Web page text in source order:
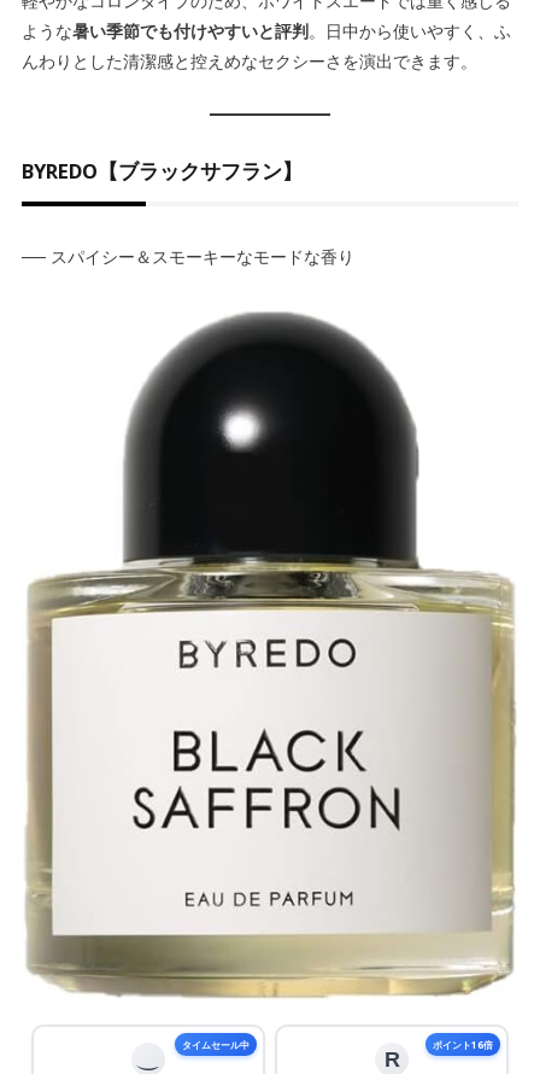
ような暑い季節でも付けやすいと評判。日中から使いやすく、ふ
んわりとした清潔感と控えめなセクシーさを演出できます。
BYREDO【ブラックサフラン】
── スパイシー＆スモーキーなモードな香り
タイムセール中 ポイント16倍
R